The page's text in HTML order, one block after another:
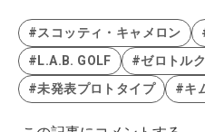
#スコッティ・キャメロン
#L.A.B. GOLF
#ゼロトル
#未発表プロトタイプ
#キ